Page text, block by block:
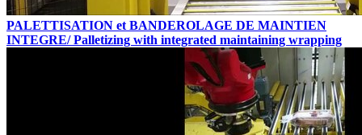
PALETTISATION et BANDEROLAGE DE MAINTIEN
INTEGRE/ Palletizing with integrated maintaining wrapping